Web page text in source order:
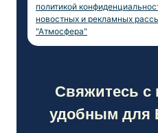
политикой
новостных и рекламных
"Атмосфера"
Свяжитесь
удобным для